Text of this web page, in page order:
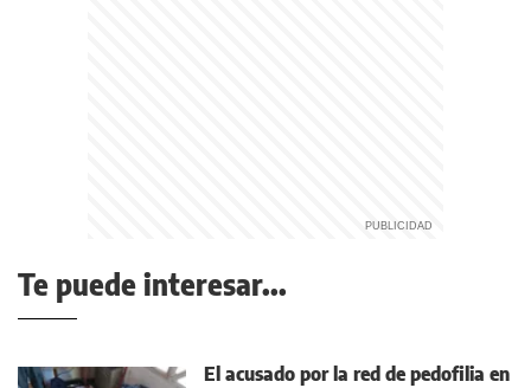
Te puede interesar...
El acusado por la red de pedofilia en